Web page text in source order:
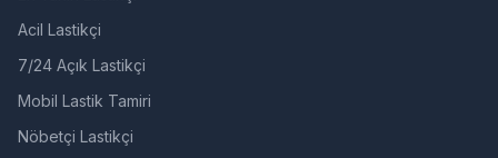
Acil Lastikçi
7/24 Açık Lastikçi
Mobil Lastik Tamiri
Nöbetçi Lastikçi